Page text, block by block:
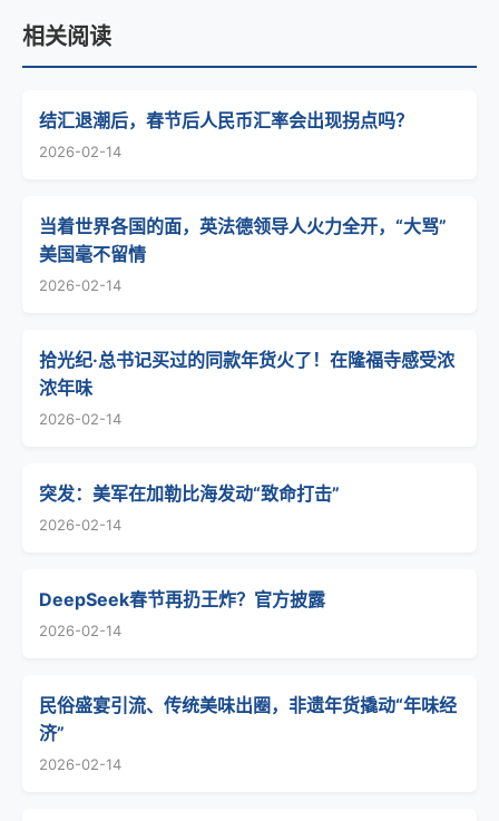
相关阅读
结汇退潮后，春节后人民币汇率会出现拐点吗？
2026-02-14
当着世界各国的面，英法德领导人火力全开，“大骂”
美国毫不留情
2026-02-14
拾光纪·总书记买过的同款年货火了！在隆福寺感受浓
浓年味
2026-02-14
突发：美军在加勒比海发动“致命打击”
2026-02-14
DeepSeek春节再扔王炸？官方披露
2026-02-14
民俗盛宴引流、传统美味出圈，非遗年货撬动“年味经
济”
2026-02-14